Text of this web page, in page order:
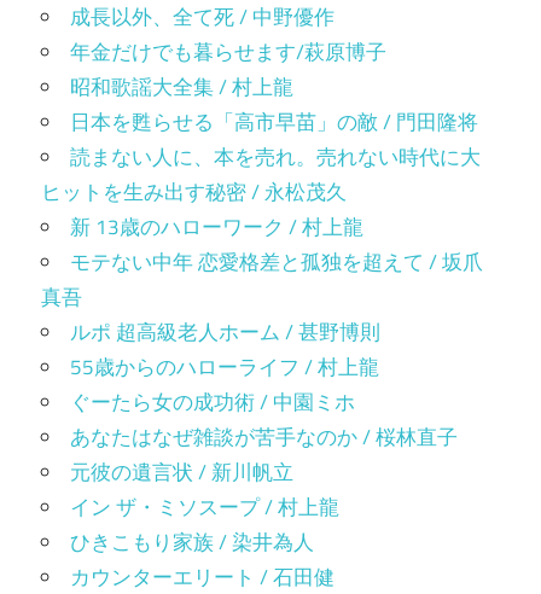
成長以外、全て死 / 中野優作
年金だけでも暮らせます/萩原博子
昭和歌謡大全集 / 村上龍
日本を甦らせる「高市早苗」の敵 / 門田隆将
読まない人に、本を売れ。売れない時代に大
ヒットを生み出す秘密 / 永松茂久
新 13歳のハローワーク / 村上龍
モテない中年 恋愛格差と孤独を超えて / 坂爪
真吾
ルポ 超高級老人ホーム / 甚野博則
55歳からのハローライフ / 村上龍
ぐーたら女の成功術 / 中園ミホ
あなたはなぜ雑談が苦手なのか / 桜林直子
元彼の遺言状 / 新川帆立
イン ザ・ミソスープ / 村上龍
ひきこもり家族 / 染井為人
カウンターエリート / 石田健